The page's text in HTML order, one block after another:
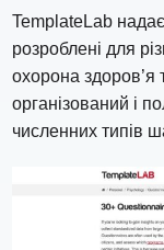
TemplateLab
розроблені для
охорона здоров’я
організований і
численних типів